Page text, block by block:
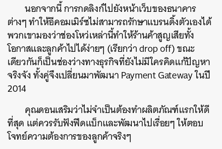
นอกจากนี้ การกดลิงก์ไปยังหน้าเว็บของธนาคาร
ต่างๆ ทำให้อีคอมเมิร์ซไม่สามารถรักษาแบรนดิ้งตัวเองได้
พวกเขามองว่าช่องโหว่เหล่านี้ทำให้ร้านค้าสูญเสียทั้ง
โอกาสและลูกค้าไปได้ง่ายๆ (เรียกว่า drop off) ขณะ
เดียวกันก็เป็นช่องว่างทางธุรกิจที่ยังไม่มีใครคิดแก้ปัญหา
จริงจัง ทั้งคู่จึงเปลี่ยนมาพัฒนา Payment Gateway ในปี
2014
คุณดอนเสริมว่าไม่จำเป็นต้องทำผลิตภัณฑ์แรกให้ดี
ที่สุด แต่ควรรับฟังฟีดแบ็กและพัฒนาไปเรื่อยๆ ให้ตอบ
โจทย์ความต้องการของลูกค้าจริงๆ